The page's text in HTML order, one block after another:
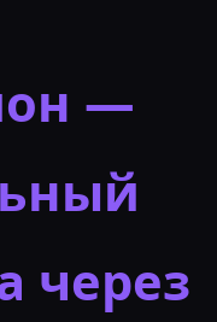
—
через